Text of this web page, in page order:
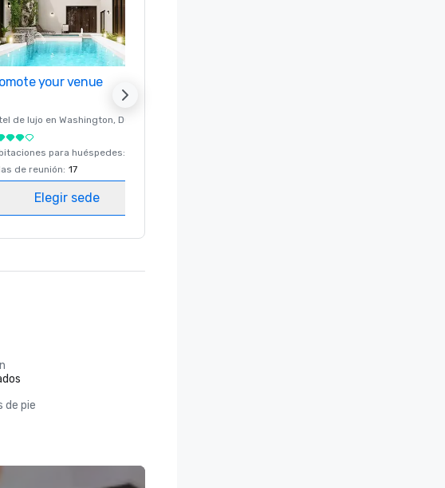
your venue
de lujo en Washington, DC
para huéspedes:
de reunión: 17
Elegir sede
de pie